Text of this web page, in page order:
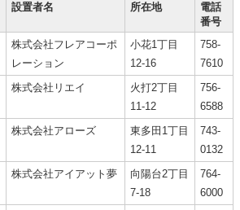
設置者名 所在地
電話
番号
株式会社フレアコーポ
レーション
小花1丁目
12-16
758-
7610
株式会社リエイ
火打2丁目
11-12
756-
6588
株式会社アローズ
東多田1丁目
12-11
743-
0132
株式会社アイアット夢
向陽台2丁目
7-18
764-
6000